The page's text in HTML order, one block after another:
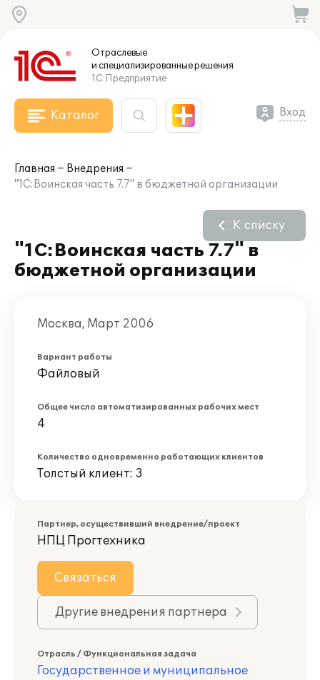
Отраслевые
и специализированныерешения
1С:Предприятие
Каталог Вход
Главная
Внедрения
"1С:Воинская часть 7.7" в бюджетной организации
"1С:Воинская часть 7.7" в
бюджетной организации
К списку
Москва, Март 2006
Вариант работы
Файловый
Общее число автоматизированных рабочих мест
4
Количество одновременно работающих клиентов
Толстый клиент: 3
Партнер, осуществивший внедрение/проект
НПЦ Прогтехника
Связаться
Другие внедрения партнера
Отрасль / Функциональная задача
Государственное и муниципальное